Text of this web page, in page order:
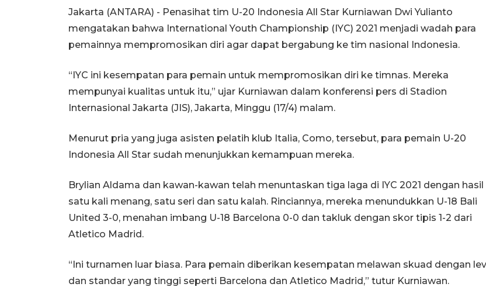
Jakarta (ANTARA) - Penasihat tim U-20 Indonesia All Star Kurniawan Dwi Yulianto
mengatakan bahwa International Youth Championship (IYC) 2021 menjadi wadah para
pemainnya mempromosikan diri agar dapat bergabung ke tim nasional Indonesia.
“IYC ini kesempatan para pemain untuk mempromosikan diri ke timnas. Mereka
mempunyai kualitas untuk itu,” ujar Kurniawan dalam konferensi pers di Stadion
Internasional Jakarta (JIS), Jakarta, Minggu (17/4) malam.
Menurut pria yang juga asisten pelatih klub Italia, Como, tersebut, para pemain U-20
Indonesia All Star sudah menunjukkan kemampuan mereka.
Brylian Aldama dan kawan-kawan telah menuntaskan tiga laga di IYC 2021 dengan hasil
satu kali menang, satu seri dan satu kalah. Rinciannya, mereka menundukkan U-18 Bali
United 3-0, menahan imbang U-18 Barcelona 0-0 dan takluk dengan skor tipis 1-2 dari
Atletico Madrid.
“Ini turnamen luar biasa. Para pemain diberikan kesempatan melawan skuad dengan
dan standar yang tinggi seperti Barcelona dan Atletico Madrid,” tutur Kurniawan.